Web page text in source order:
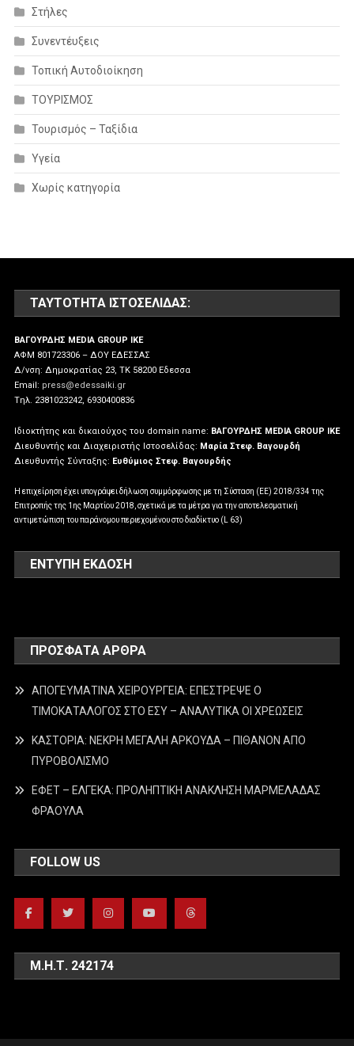
Στήλες
Συνεντέυξεις
Τοπική Αυτοδιοίκηση
ΤΟΥΡΙΣΜΟΣ
Τουρισμός – Ταξίδια
Υγεία
Χωρίς κατηγορία
ΤΑΥΤΌΤΗΤΑ ΙΣΤΟΣΕΛΊΔΑΣ:
ΒΑΓΟΥΡΔΗΣ MEDIA GROUP IKE
ΑΦΜ 801723306 – ΔΟΥ ΕΔΕΣΣΑΣ
Δ/νση: Δημοκρατίας 23, ΤΚ 58200 Εδεσσα
Email: press@edessaiki.gr
Tηλ. 2381023242, 6930400836
Ιδιοκτήτης και δικαιούχος του domain name: ΒΑΓΟΥΡΔΗΣ MEDIA GROUP IKE
Διευθυντής και Διαχειριστής Ιστοσελίδας: Μαρία Στεφ. Βαγουρδή
Διευθυντής Σύνταξης: Ευθύμιος Στεφ. Βαγουρδής
Η επιχείρηση έχει υπογράψει δήλωση συμμόρφωσης με τη Σύσταση (ΕΕ) 2018/334 της
Επιτροπής της 1ης Μαρτίου 2018, σχετικά με τα μέτρα για την αποτελεσματική
αντιμετώπιση του παράνομου περιεχομένου στο διαδίκτυο (L 63)
ΕΝΤΥΠΗ ΕΚΔΟΣΗ
ΠΡΌΣΦΑΤΑ ΆΡΘΡΑ
ΑΠΟΓΕΥΜΑΤΙΝΑ ΧΕΙΡΟΥΡΓΕΙΑ: ΕΠΕΣΤΡΕΨΕ Ο
ΤΙΜΟΚΑΤΑΛΟΓΟΣ ΣΤΟ ΕΣΥ – ΑΝΑΛΥΤΙΚΑ ΟΙ ΧΡΕΩΣΕΙΣ
ΚΑΣΤΟΡΙΑ: ΝΕΚΡΗ ΜΕΓΑΛΗ ΑΡΚΟΥΔΑ – ΠΙΘΑΝΟΝ ΑΠΟ
ΠΥΡΟΒΟΛΙΣΜΟ
ΕΦΕΤ – ΕΛΓΕΚΑ: ΠΡΟΛΗΠΤΙΚΗ ΑΝΑΚΛΗΣΗ ΜΑΡΜΕΛΑΔΑΣ
ΦΡΑΟΥΛΑ
FOLLOW US
Μ.Η.Τ. 242174